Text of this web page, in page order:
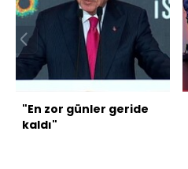
"En zor günler geride
kaldı"